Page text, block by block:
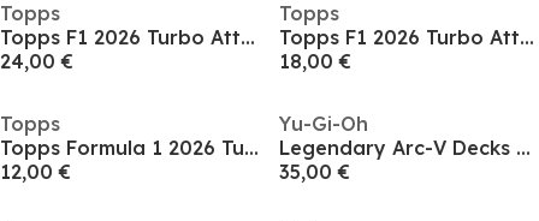
Topps
Topps F1 2026 Turbo Attax - Super Tin
24,00 €
Topps
Topps F1 2026 Turbo Attax - Mega Tin
18,00 €
Topps
Topps Formula 1 2026 Turbo Attax - Starter Pack
12,00 €
Yu-Gi-Oh
Legendary Arc-V Decks 2026
35,00 €